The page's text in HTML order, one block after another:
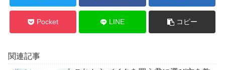
Pocket LINE コピー
関連記事